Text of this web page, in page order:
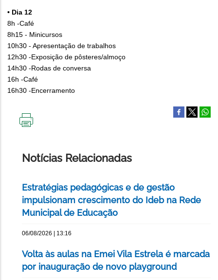
• Dia 12
8h -Café
8h15 - Minicursos
10h30 - Apresentação de trabalhos
12h30 -Exposição de pôsteres/almoço
14h30 -Rodas de conversa
16h -Café
16h30 -Encerramento
Notícias Relacionadas
Estratégias pedagógicas e de gestão
impulsionam crescimento do Ideb na Rede
Municipal de Educação
06/08/2026 | 13:16
Volta às aulas na Emei Vila Estrela é marcada
por inauguração de novo playground